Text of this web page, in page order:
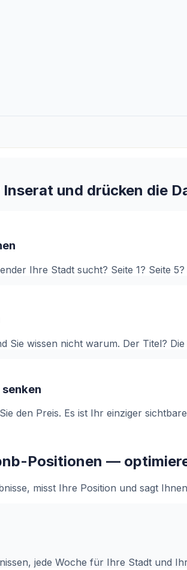
und drücken die
Ihre Stadt sucht? Seite 1? Seite
Sie wissen nicht warum. Der Titel?
den Preis. Es ist Ihr einziger
Positionen —
misst Ihre Position und sagt
jede Woche für Ihre Stadt und